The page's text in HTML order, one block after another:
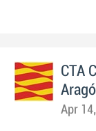
CTA
Apr